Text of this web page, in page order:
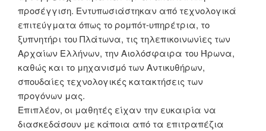
προσέγγιση. Εντυπωσιάστηκαν από τεχνολογικά
επιτεύγματα όπως το ρομπότ-υπηρέτρια, το
ξυπνητήρι του Πλάτωνα, τις τηλεπικοινωνίες των
Αρχαίων Ελλήνων, την Αιολόσφαιρα του Ήρωνα,
καθώς και το μηχανισμό των Αντικυθήρων,
σπουδαίες τεχνολογικές κατακτήσεις των
προγόνων μας.
Επιπλέον, οι μαθητές είχαν την ευκαιρία να
διασκεδάσουν με κάποια από τα επιτραπέζια